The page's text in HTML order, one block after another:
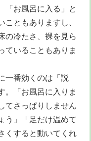
「お風呂に入る」と
ともありますし、
の冷たさ、裸を見ら
ていることもありま
一番効くのは「説
。「お風呂に入りま
てさっぱりしません
う」「足だけ温めて
くすると動いてくれ